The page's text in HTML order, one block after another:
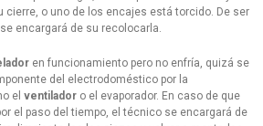
cierre, o uno de los encajes está torcido. De ser
encargará de su recolocarla.
en funcionamiento pero no enfría, quizá se
del electrodoméstico por la
el ventilador o el evaporador. En caso de que
el paso del tiempo, el técnico se encargará de